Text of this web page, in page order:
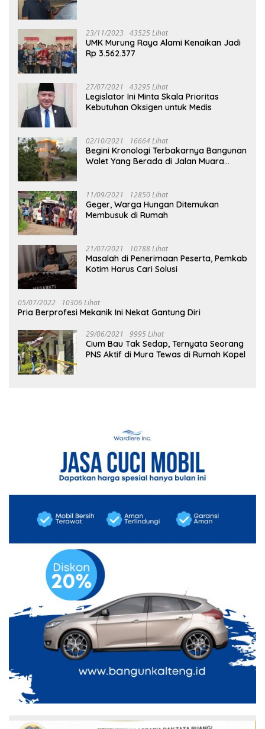
23/11/2023 43525 Lihat
UMK Murung Raya Alami Kenaikan Jadi
Rp 3.562.377
27/07/2021 43295 Lihat
Legislator Ini Minta Skala Prioritas
Kebutuhan Oksigen untuk Medis
02/10/2021 16664 Lihat
Begini Kronologi Terbakarnya Bangunan
Walet Yang Berada di Jalan Muara
11/09/2021 12850 Lihat
Geger, Warga Hungan Ditemukan
Membusuk di Rumah
21/07/2021 10788 Lihat
Masalah di Penerimaan Peserta, Pemkab
Kotim Harus Cari Solusi
05/07/2022 10306 Lihat
Pria Berprofesi Mekanik Ini Nekat Gantung Diri
29/06/2021 9995 Lihat
Cium Bau Tak Sedap, Ternyata Seorang
PNS Aktif di Mura Tewas di Rumah Kopel